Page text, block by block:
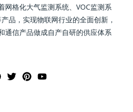
网格化大气监测系统、VOC监测系
品，实现物联网行业的全面创新，
通信产品做成自产自研的供应体系